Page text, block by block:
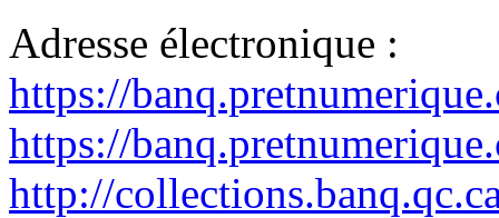
Adresse électronique :
https://
https://
http://